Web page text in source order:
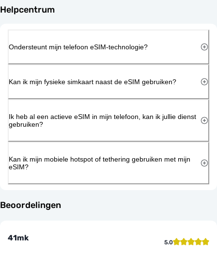
Helpcentrum
Ondersteunt mijn telefoon eSIM-technologie?
Kan ik mijn fysieke simkaart naast de eSIM gebruiken?
Ik heb al een actieve eSIM in mijn telefoon, kan ik jullie dienst
gebruiken?
Kan ik mijn mobiele hotspot of tethering gebruiken met mijn
eSIM?
Beoordelingen
41mk 5.0